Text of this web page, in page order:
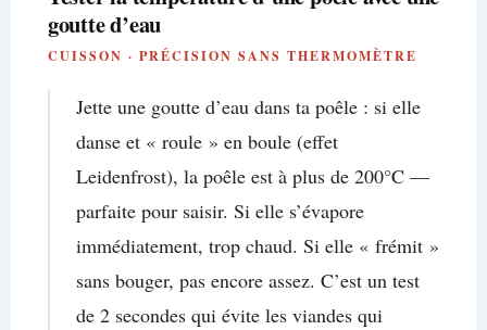
goutte d’eau
CUISSON · PRÉCISION SANS THERMOMÈTRE
Jette une goutte d’eau dans ta poêle : si elle
danse et « roule » en boule (effet
Leidenfrost), la poêle est à plus de 200°C —
parfaite pour saisir. Si elle s’évapore
immédiatement, trop chaud. Si elle « frémit »
sans bouger, pas encore assez. C’est un test
de 2 secondes qui évite les viandes qui